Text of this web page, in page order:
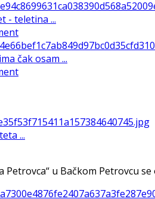
- teletina ...
čak osam ...
...
Petrovca“ u Bačkom Petrovcu